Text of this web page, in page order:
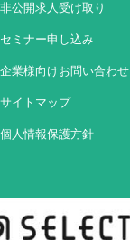
非公開求人受け取り
セミナー申し込み
企業様向けお問い合わせ
サイトマップ
個人情報保護方針